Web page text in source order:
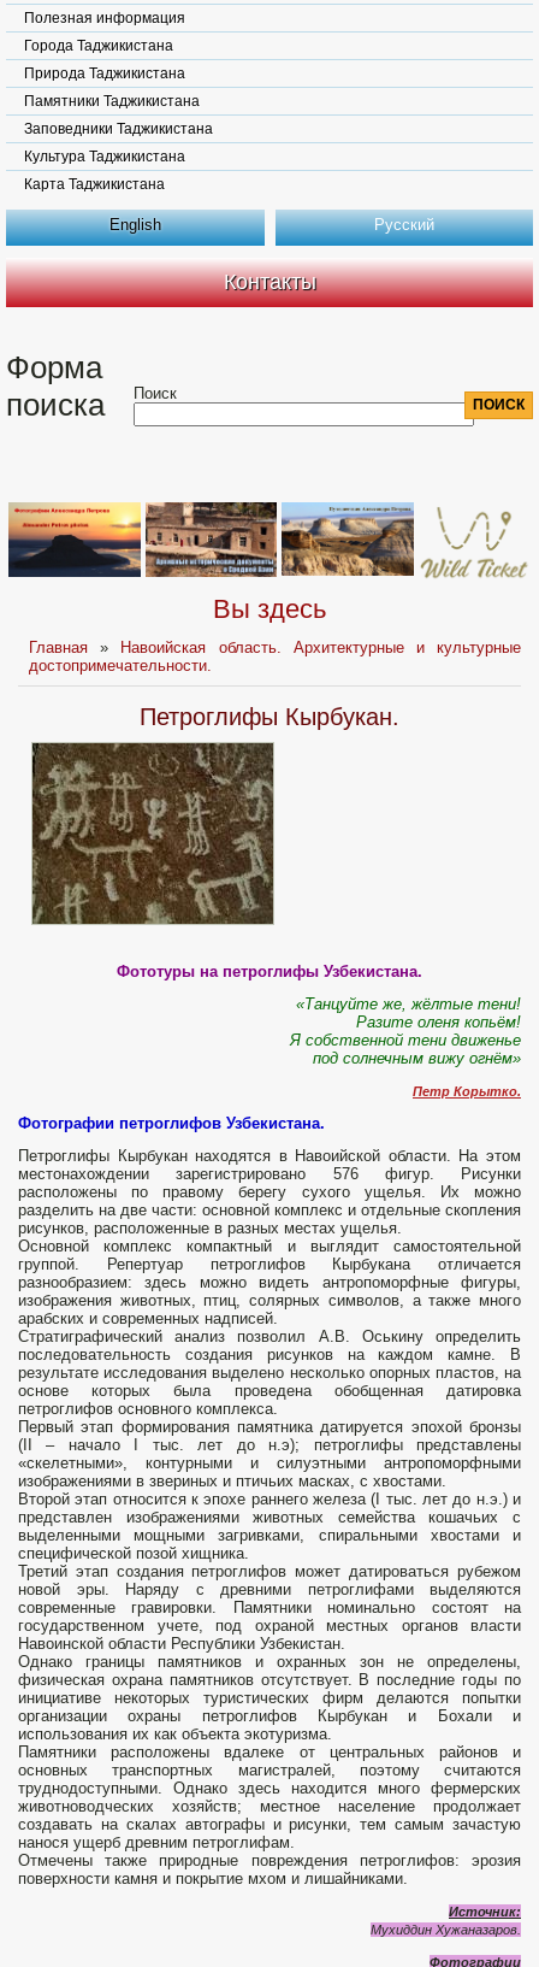
Полезная информация
Города Таджикистана
Природа Таджикистана
Памятники Таджикистана
Заповедники Таджикистана
Культура Таджикистана
Карта Таджикистана
English Русский
Контакты
Форма
поиска
Поиск
Вы здесь
Главная »
Навоийская область. Архитектурные и культурные
достопримечательности.
Петроглифы Кырбукан.
Фототуры на петроглифы Узбекистана.
«Танцуйте же, жёлтые тени!
Разите оленя копьём!
Я собственной тени движенье
под солнечным вижу огнём»
Петр Корытко.
Фотографии петроглифов Узбекистана.
Петроглифы Кырбукан находятся в Навоийской области. На этом
местонахождении зарегистрировано 576 фигур. Рисунки
расположены по правому берегу сухого ущелья. Их можно
разделить на две части: основной комплекс и отдельные скопления
рисунков, расположенные в разных местах ущелья.
Основной комплекс компактный и выглядит самостоятельной
группой. Репертуар петроглифов Кырбукана отличается
разнообразием: здесь можно видеть антропоморфные фигуры,
изображения животных, птиц, солярных символов, а также много
арабских и современных надписей.
Стратиграфический анализ позволил А.В. Оськину определить
последовательность создания рисунков на каждом камне. В
результате исследования выделено несколько опорных пластов, на
основе которых была проведена обобщенная датировка
петроглифов основного комплекса.
Первый этап формирования памятника датируется эпохой бронзы
(II – начало I тыс. лет до н.э); петроглифы представлены
«скелетными», контурными и силуэтными антропоморфными
изображениями в звериных и птичьих масках, с хвостами.
Второй этап относится к эпохе раннего железа (I тыс. лет до н.э.) и
представлен изображениями животных семейства кошачьих с
выделенными мощными загривками, спиральными хвостами и
специфической позой хищника.
Третий этап создания петроглифов может датироваться рубежом
новой эры. Наряду с древними петроглифами выделяются
современные гравировки. Памятники номинально состоят на
государственном учете, под охраной местных органов власти
Навоинской области Республики Узбекистан.
Однако границы памятников и охранных зон не определены,
физическая охрана памятников отсутствует. В последние годы по
инициативе некоторых туристических фирм делаются попытки
организации охраны петроглифов Кырбукан и Бохали и
использования их как объекта экотуризма.
Памятники расположены вдалеке от центральных районов и
основных транспортных магистралей, поэтому считаются
труднодоступными. Однако здесь находится много фермерских
животноводческих хозяйств; местное население продолжает
создавать на скалах автографы и рисунки, тем самым зачастую
нанося ущерб древним петроглифам.
Отмечены также природные повреждения петроглифов: эрозия
поверхности камня и покрытие мхом и лишайниками.
Источник:
Мухиддин Хужаназаров.
Фотографии